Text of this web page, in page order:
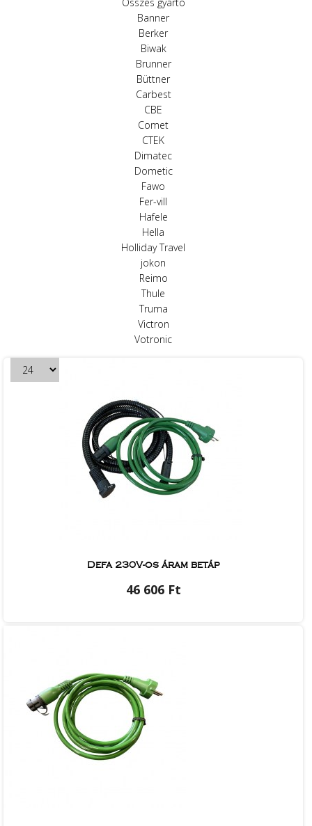
Banner
Berker
Biwak
Brunner
Büttner
Carbest
CBE
Comet
CTEK
Dimatec
Dometic
Fawo
Fer-vill
Hafele
Hella
Holliday Travel
jokon
Reimo
Thule
Truma
Victron
Votronic
Defa 230V-os áram betáp
46 606 Ft